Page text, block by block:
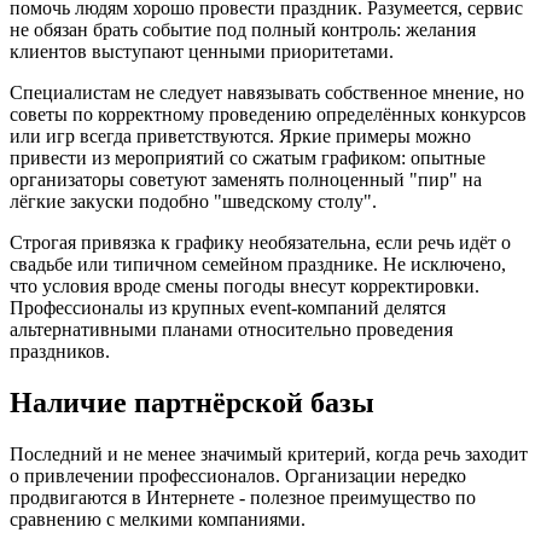
помочь людям хорошо провести праздник. Разумеется, сервис
не обязан брать событие под полный контроль: желания
клиентов выступают ценными приоритетами.
Специалистам не следует навязывать собственное мнение, но
советы по корректному проведению определённых конкурсов
или игр всегда приветствуются. Яркие примеры можно
привести из мероприятий со сжатым графиком: опытные
организаторы советуют заменять полноценный "пир" на
лёгкие закуски подобно "шведскому столу".
Строгая привязка к графику необязательна, если речь идёт о
свадьбе или типичном семейном празднике. Не исключено,
что условия вроде смены погоды внесут корректировки.
Профессионалы из крупных event-компаний делятся
альтернативными планами относительно проведения
праздников.
Наличие партнёрской базы
Последний и не менее значимый критерий, когда речь заходит
о привлечении профессионалов. Организации нередко
продвигаются в Интернете - полезное преимущество по
сравнению с мелкими компаниями.